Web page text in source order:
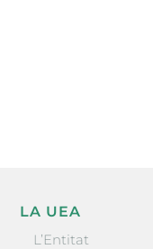
LA UEA
L’Entitat